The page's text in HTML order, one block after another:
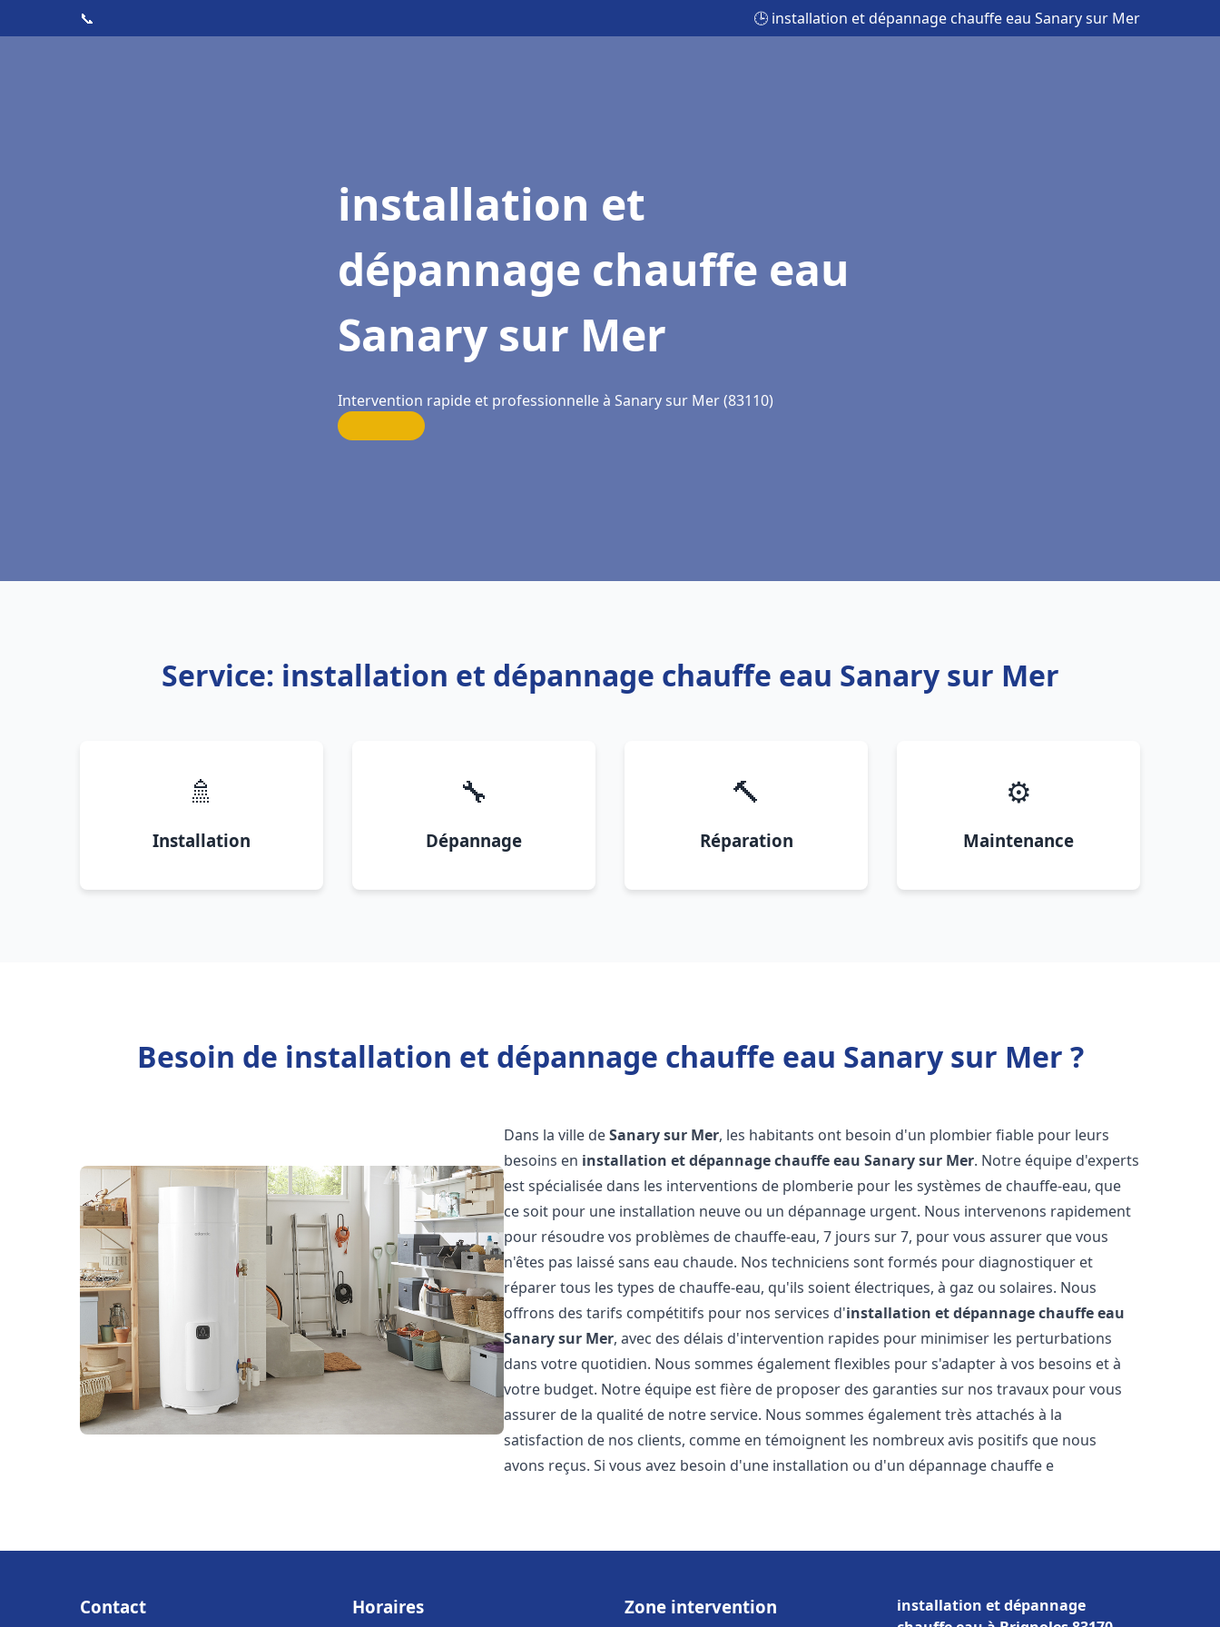
📞 🕒 installation et dépannage chauffe eau Sanary sur Mer
installation et
dépannage chauffe eau
Sanary sur Mer
Intervention rapide et professionnelle à Sanary sur Mer (83110)
Service: installation et dépannage chauffe eau Sanary sur Mer
🚿
Installation
🔧
Dépannage
🔨
Réparation
⚙️
Maintenance
Besoin de installation et dépannage chauffe eau Sanary sur Mer ?
Dans la ville deSanary sur Mer, les habitants ont besoin d'un plombier fiable pour leurs
besoins en installation et dépannage chauffe eau Sanary sur Mer. Notre équipe d'experts
est spécialisée dans les interventions de plomberie pour les systèmes de chauffe-eau, que
ce soit pour une installation neuve ou un dépannage urgent. Nous intervenons rapidement
pour résoudre vos problèmes de chauffe-eau, 7 jours sur 7, pour vous assurer que vous
n'êtes pas laissé sans eau chaude. Nos techniciens sont formés pour diagnostiquer et
réparer tous les types de chauffe-eau, qu'ils soient électriques, à gaz ou solaires. Nous
offrons des tarifs compétitifs pour nos services d'installation et dépannage chauffe eau
Sanary sur Mer, avec des délais d'intervention rapides pour minimiser les perturbations
dans votre quotidien. Nous sommes également flexibles pour s'adapter à vos besoins et à
votre budget. Notre équipe est fière de proposer des garanties sur nos travaux pour vous
assurer de la qualité de notre service. Nous sommes également très attachés à la
satisfaction de nos clients, comme en témoignent les nombreux avis positifs que nous
avons reçus. Si vous avez besoin d'une installation ou d'un dépannage chauffe e
Contact Horaires Zone intervention
installation et dépannage